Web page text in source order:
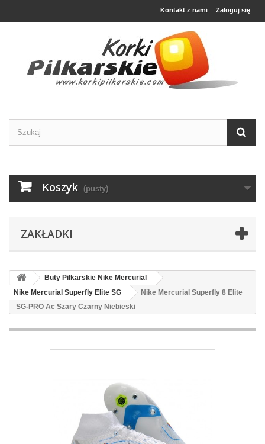
Zaloguj się
Kontakt z nami
Koszyk (pusty)
ZAKŁADKI
Buty Piłkarskie Nike Mercurial
Nike Mercurial Superfly Elite SG
Nike Mercurial Superfly 8 Elite
SG-PRO Ac Szary Czarny Niebieski